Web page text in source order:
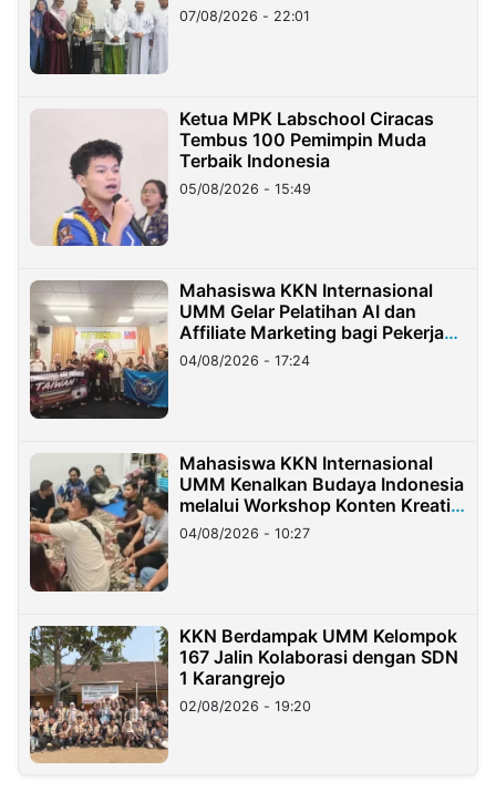
07/08/2026 - 22:01
Ketua MPK Labschool Ciracas
Tembus 100 Pemimpin Muda
Terbaik Indonesia
05/08/2026 - 15:49
Mahasiswa KKN Internasional
UMM Gelar Pelatihan AI dan
Affiliate Marketing bagi Pekerja
Migran Indonesia di Taiwan
04/08/2026 - 17:24
Mahasiswa KKN Internasional
UMM Kenalkan Budaya Indonesia
melalui Workshop Konten Kreatif
di Taiwan
04/08/2026 - 10:27
KKN Berdampak UMM Kelompok
167 Jalin Kolaborasi dengan SDN
1 Karangrejo
02/08/2026 - 19:20